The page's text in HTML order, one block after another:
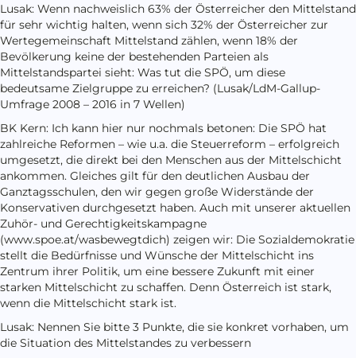
Lusak: Wenn nachweislich 63% der Österreicher den Mittelstand
für sehr wichtig halten, wenn sich 32% der Österreicher zur
Wertegemeinschaft Mittelstand zählen, wenn 18% der
Bevölkerung keine der bestehenden Parteien als
Mittelstandspartei sieht: Was tut die SPÖ, um diese
bedeutsame Zielgruppe zu erreichen? (Lusak/LdM-Gallup-
Umfrage 2008 – 2016 in 7 Wellen)
BK Kern: Ich kann hier nur nochmals betonen: Die SPÖ hat
zahlreiche Reformen – wie u.a. die Steuerreform – erfolgreich
umgesetzt, die direkt bei den Menschen aus der Mittelschicht
ankommen. Gleiches gilt für den deutlichen Ausbau der
Ganztagsschulen, den wir gegen große Widerstände der
Konservativen durchgesetzt haben. Auch mit unserer aktuellen
Zuhör- und Gerechtigkeitskampagne
(www.spoe.at/wasbewegtdich) zeigen wir: Die Sozialdemokratie
stellt die Bedürfnisse und Wünsche der Mittelschicht ins
Zentrum ihrer Politik, um eine bessere Zukunft mit einer
starken Mittelschicht zu schaffen. Denn Österreich ist stark,
wenn die Mittelschicht stark ist.
Lusak: Nennen Sie bitte 3 Punkte, die sie konkret vorhaben, um
die Situation des Mittelstandes zu verbessern